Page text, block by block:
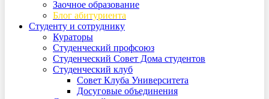
Заочное образование
Блог абитуриента
Студенту и сотруднику
Кураторы
Студенческий профсоюз
Студенческий Совет Дома студентов
Студенческий клуб
Совет Клуба Университета
Досуговые объединения